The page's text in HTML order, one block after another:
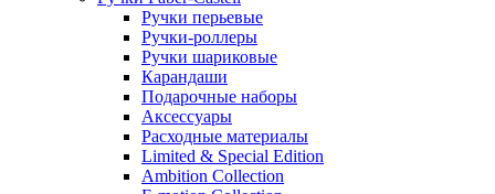
Ручки перьевые
Ручки-роллеры
Ручки шариковые
Карандаши
Подарочные наборы
Аксессуары
Расходные материалы
Limited & Special Edition
Ambition Collection